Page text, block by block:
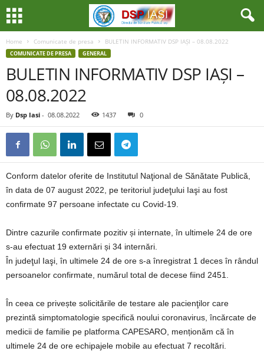
Home Comunicate de presa BULETIN INFORMATIV DSP IAȘI – 08.08.2022
COMUNICATE DE PRESA GENERAL
BULETIN INFORMATIV DSP IAȘI –
08.08.2022
By Dsp Iasi - 08.08.2022 1437 0
Conform datelor oferite de Institutul Naţional de Sănătate Publică,
în data de 07 august 2022, pe teritoriul judeţului Iaşi au fost
confirmate 97 persoane infectate cu Covid-19.
Dintre cazurile confirmate pozitiv și internate, în ultimele 24 de ore
s-au efectuat 19 externări și 34 internări.
În judeţul Iaşi, în ultimele 24 de ore s-a înregistrat 1 deces în rândul
persoanelor confirmate, numărul total de decese fiind 2451.
În ceea ce privește solicitările de testare ale pacienţilor care
prezintă simptomatologie specifică noului coronavirus, încărcate de
medicii de familie pe platforma CAPESARO, menționăm că în
ultimele 24 de ore echipajele mobile au efectuat 7 recoltări.